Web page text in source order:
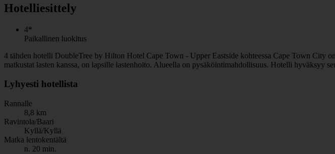
Hotelliesittely
4*
Paikallinen luokitus
4 tähden hotelli DoubleTree by Hilton Hotel Cape Town - Upper Eastside kohteessa Cape Town City
matkustat lasten kanssa, on lapsille lastenhoito. Alueella on pysäköintimahdollisuus. Hotelli hyväksyy
Lyhyesti hotellista
Rannalle
8,8 km
Ravintola/Baari
Kyllä/Kyllä
Matka lentokentältä
n. 20 min.